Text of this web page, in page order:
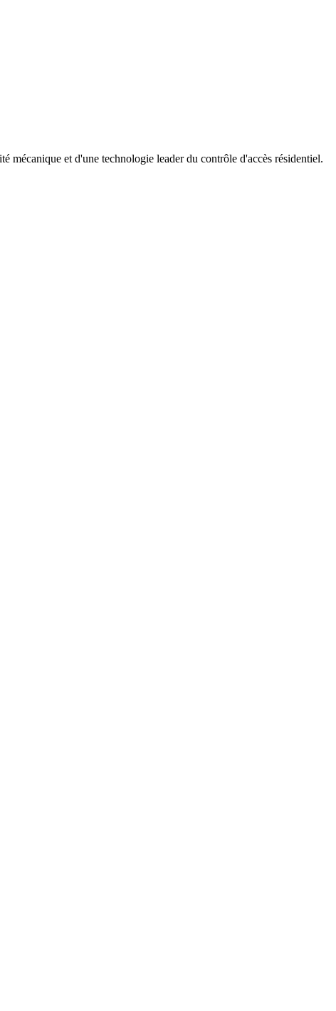
et d'une technologie leader du contrôle d'accès résidentiel.